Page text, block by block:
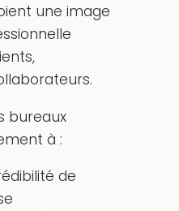
une image
bureaux
à :
de